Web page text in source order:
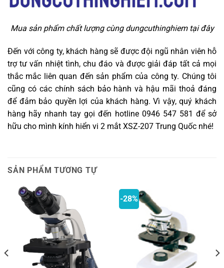
Mua sản phẩm chất lượng cùng dungcuthinghiem tại đây
Đến với công ty, khách hàng sẽ được đội ngũ nhân viên hỗ
trợ tư vấn nhiệt tình, chu đáo và được giải đáp tất cả mọi
thắc mắc liên quan đến sản phẩm của công ty. Chúng tôi
cũng có các chính sách bảo hành và hậu mãi thoả đáng
để đảm bảo quyền lợi của khách hàng. Vì vậy, quý khách
hàng hãy nhanh tay gọi đến hotline 0946 547 581 để sở
hữu cho mình kính hiển vi 2 mắt XSZ-207 Trung Quốc nhé!
SẢN PHẨM TƯƠNG TỰ
-28%